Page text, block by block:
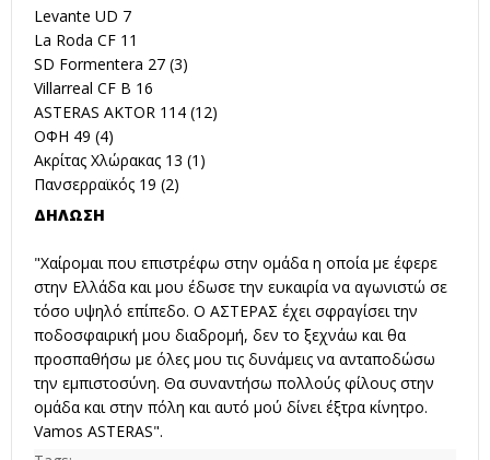
Levante UD 7
La Roda CF 11
SD Formentera 27 (3)
Villarreal CF B 16
ASTERAS AKTOR 114 (12)
ΟΦΗ 49 (4)
Ακρίτας Χλώρακας 13 (1)
Πανσερραϊκός 19 (2)
ΔΗΛΩΣΗ
"Χαίρομαι που επιστρέφω στην ομάδα η οποία με έφερε
στην Ελλάδα και μου έδωσε την ευκαιρία να αγωνιστώ σε
τόσο υψηλό επίπεδο. Ο ΑΣΤΕΡΑΣ έχει σφραγίσει την
ποδοσφαιρική μου διαδρομή, δεν το ξεχνάω και θα
προσπαθήσω με όλες μου τις δυνάμεις να ανταποδώσω
την εμπιστοσύνη. Θα συναντήσω πολλούς φίλους στην
ομάδα και στην πόλη και αυτό μού δίνει έξτρα κίνητρο.
Vamos ASTERAS".